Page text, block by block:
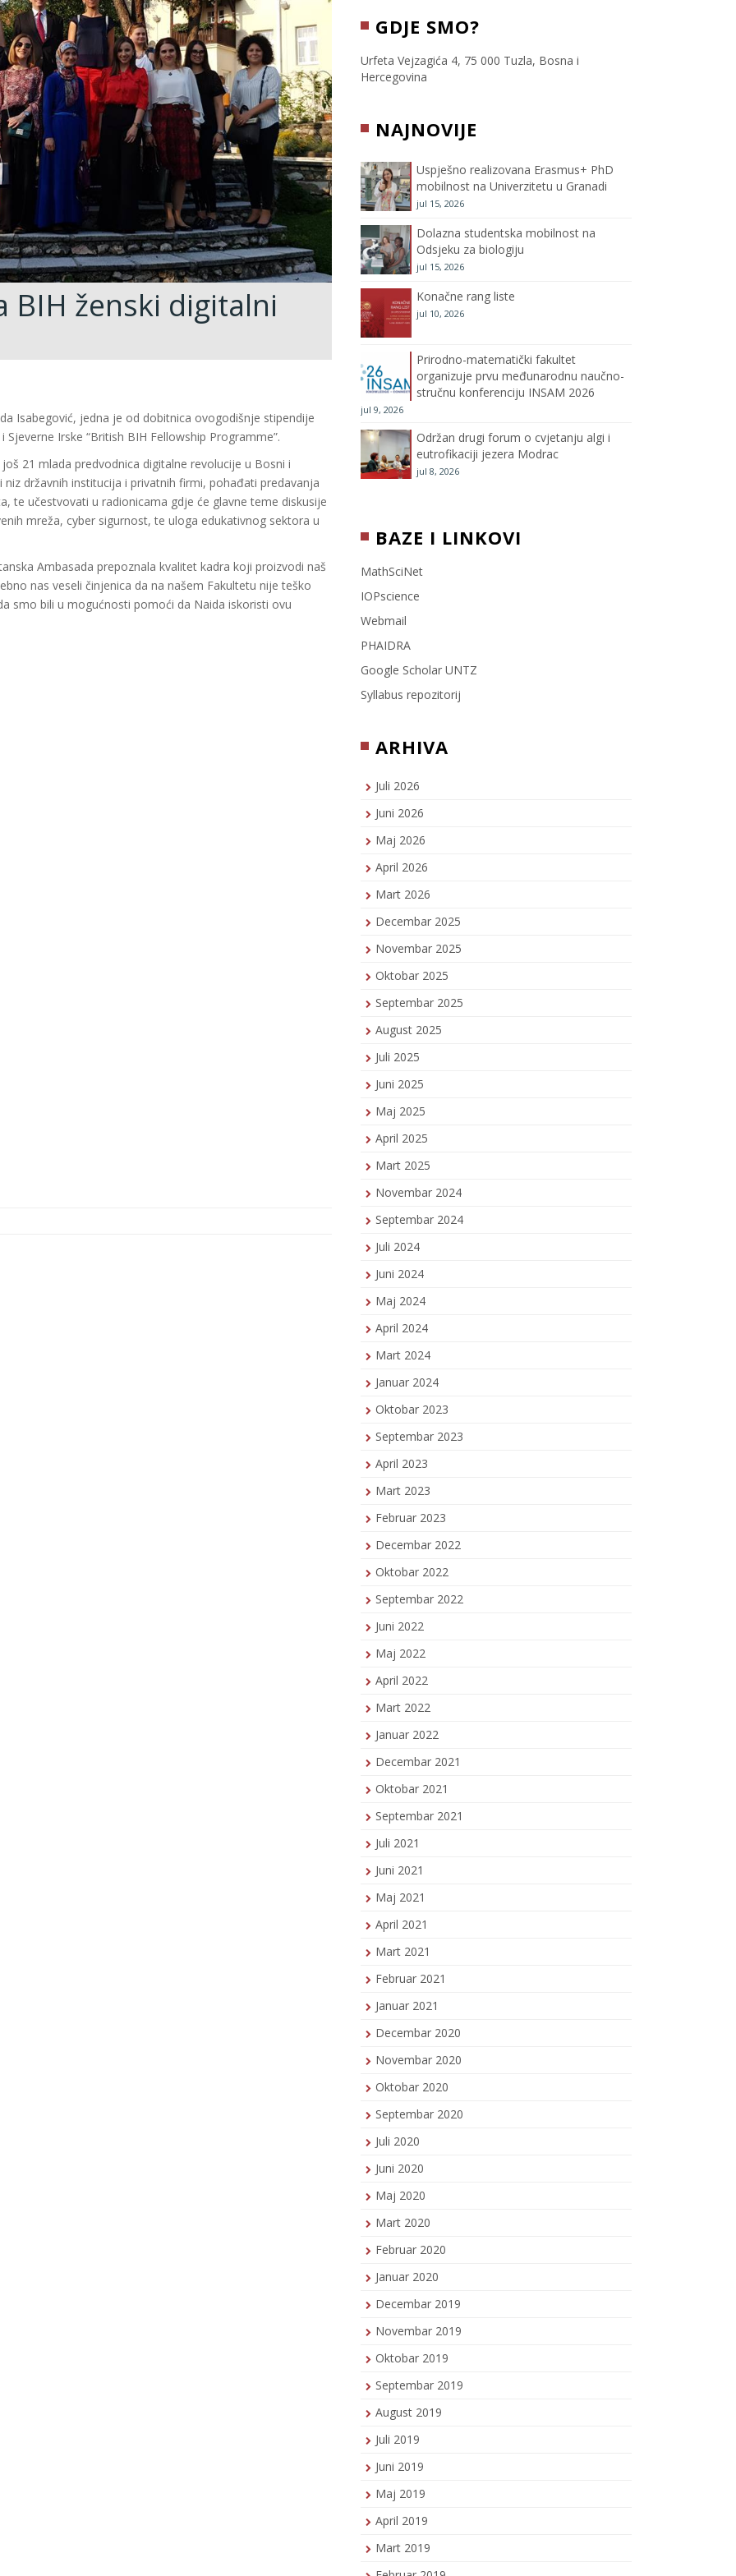
BIH ženski digitalni
Isabegović, jedna je od dobitnica ovogodišnje stipendije
Irske “British BIH Fellowship Programme”.
21 mlada predvodnica digitalne revolucije u Bosni i
državnih institucija i privatnih firmi, pohađati predavanja
te učestvovati u radionicama gdje će glavne teme diskusije
mreža, cyber sigurnost, te uloga edukativnog sektora u
Ambasada prepoznala kvalitet kadra koji proizvodi naš
nas veseli činjenica da na našem Fakultetu nije teško
smo bili u mogućnosti pomoći da Naida iskoristi ovu
c
e
o
o
k
i
t
e
t
a
m
T
C
h
e
l
GDJE SMO?
Urfeta Vejzagića 4, 75 000 Tuzla, Bosna i
Hercegovina
NAJNOVIJE
Uspješno realizovana Erasmus+ PhD
mobilnost na Univerzitetu u Granadi
jul 15, 2026
Dolazna studentska mobilnost na
Odsjeku za biologiju
jul 15, 2026
Konačne rang liste
jul 10, 2026
Prirodno-matematički fakultet
organizuje prvu međunarodnu naučno-
stručnu konferenciju INSAM 2026
jul 9, 2026
Održan drugi forum o cvjetanju algi i
eutrofikaciji jezera Modrac
jul 8, 2026
BAZE I LINKOVI
MathSciNet
IOPscience
Webmail
PHAIDRA
Google Scholar UNTZ
Syllabus repozitorij
ARHIVA
Juli 2026
Juni 2026
Maj 2026
April 2026
Mart 2026
Decembar 2025
Novembar 2025
Oktobar 2025
Septembar 2025
August 2025
Juli 2025
Juni 2025
Maj 2025
April 2025
Mart 2025
Novembar 2024
Septembar 2024
Juli 2024
Juni 2024
Maj 2024
April 2024
Mart 2024
Januar 2024
Oktobar 2023
Septembar 2023
April 2023
Mart 2023
Februar 2023
Decembar 2022
Oktobar 2022
Septembar 2022
Juni 2022
Maj 2022
April 2022
Mart 2022
Januar 2022
Decembar 2021
Oktobar 2021
Septembar 2021
Juli 2021
Juni 2021
Maj 2021
April 2021
Mart 2021
Februar 2021
Januar 2021
Decembar 2020
Novembar 2020
Oktobar 2020
Septembar 2020
Juli 2020
Juni 2020
Maj 2020
Mart 2020
Februar 2020
Januar 2020
Decembar 2019
Novembar 2019
Oktobar 2019
Septembar 2019
August 2019
Juli 2019
Juni 2019
Maj 2019
April 2019
Mart 2019